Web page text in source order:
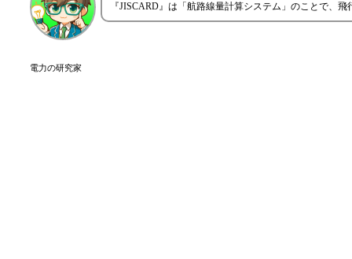
電力の研究家
『JISCARD』は「航路線量計算システム」のことで、